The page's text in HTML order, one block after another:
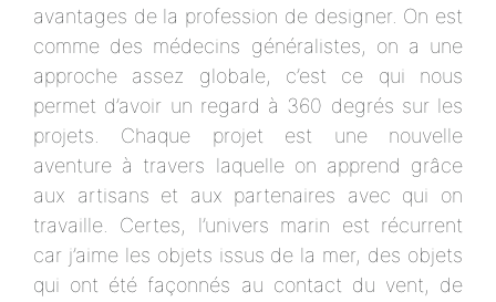
avantages de la profession de designer. On est
comme des médecins généralistes, on a une
approche assez globale, c’est ce qui nous
permet d’avoir un regard à 360 degrés sur les
projets. Chaque projet est une nouvelle
aventure à travers laquelle on apprend grâce
aux artisans et aux partenaires avec qui on
travaille. Certes, l’univers marin est récurrent
car j’aime les objets issus de la mer, des objets
qui ont été façonnés au contact du vent, de